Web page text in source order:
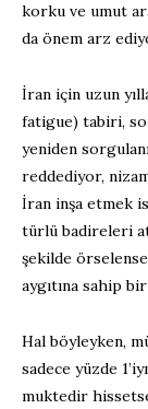
korku ve umut
da önem arz
İran için uzun
fatigue) tabiri,
yeniden
reddediyor,
İran inşa etmek
türlü badireleri
şekilde
aygıtına sahip
Hal böyleyken,
sadece yüzde
muktedir